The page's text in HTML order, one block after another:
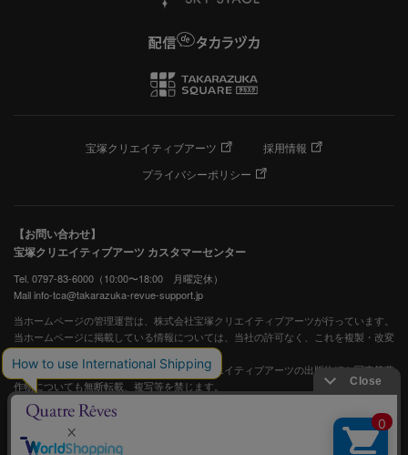
宝塚クリエイティブアーツ
採用情報
プライバシーポリシー
【お問い合わせ】
宝塚クリエイティブアーツ カスタマーセンター
Tel. 0797-83-6000（10:00〜18:00 月曜定休）
Mail info-tca@takarazuka-revue-support.jp
当ホームページの管理運営は、株式会社宝塚クリエイティブアーツが行っています。
当ホームページに掲載している情報については、当社の許可なく、これを複製・改変
することを固く禁止します。
また、阪急電鉄並びに宝塚歌劇団、宝塚クリエイティブアーツの出版物ほか写真等著
作物についても無断転載、複写等を禁じます。
宝塚歌劇公式ホームページ
JASRAC許諾番号：S0507081515